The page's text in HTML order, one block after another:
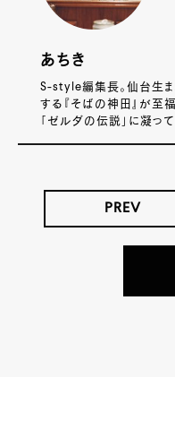
あちき
S-style編集長。仙台生ま
する『そばの神田』が至
「ゼルダの伝説」に凝って
PREV